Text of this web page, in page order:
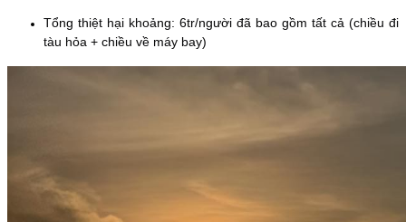
Tổng thiệt hại khoảng: 6tr/người đã bao gồm tất cả (chiều đi
tàu hỏa + chiều về máy bay)